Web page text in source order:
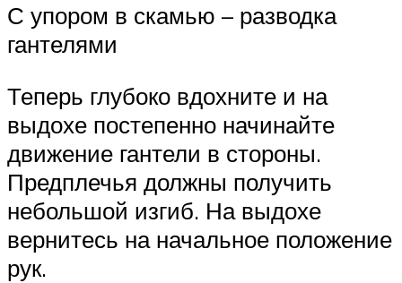
С упором в скамью – разводка
гантелями
Теперь глубоко вдохните и на
выдохе постепенно начинайте
движение гантели в стороны.
Предплечья должны получить
небольшой изгиб. На выдохе
вернитесь на начальное положение
рук.